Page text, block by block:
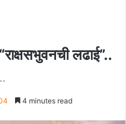
लढाई”..
4 minutes read